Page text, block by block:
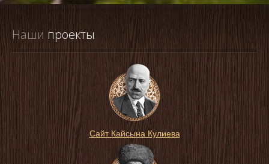
Наши проекты
Сайт Кайсына Кулиева